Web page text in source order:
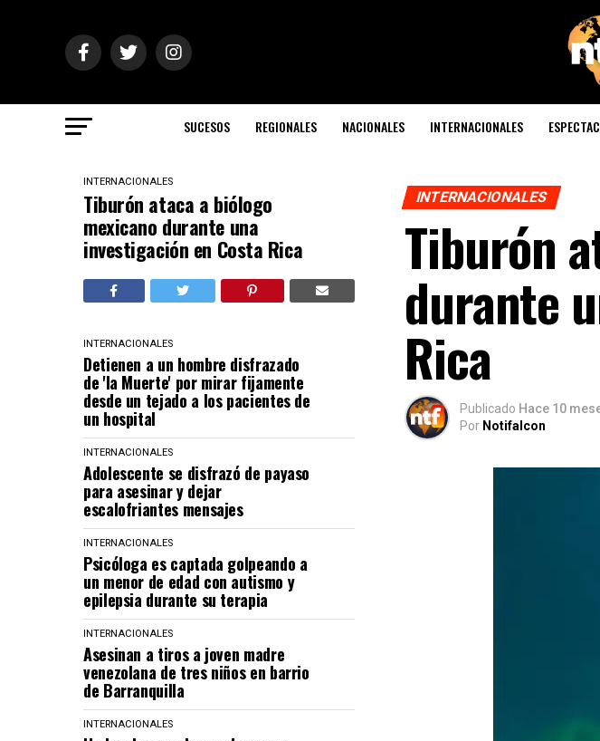
SUCESOS REGIONALES NACIONALES INTERNACIONALES
INTERNACIONALES
Tiburón ataca a biólogo
mexicano durante una
investigación en Costa Rica
INTERNACIONALES
Detienen a un hombre disfrazado
de 'la Muerte' por mirar fijamente
desde un tejado a los pacientes de
un hospital
INTERNACIONALES
Adolescente se disfrazó de payaso
para asesinar y dejar
escalofriantes mensajes
INTERNACIONALES
Psicóloga es captada golpeando a
un menor de edad con autismo y
epilepsia durante su terapia
INTERNACIONALES
Asesinan a tiros a joven madre
venezolana de tres niños en barrio
de Barranquilla
INTERNACIONALES
INTERNACIONALES
Tiburón
durante
Rica
Publicado Hace 10
Por Notifalcon